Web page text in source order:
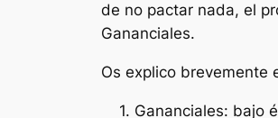
de no pactar nada, el
Gananciales.
Os explico brevemente
1. Gananciales: bajo